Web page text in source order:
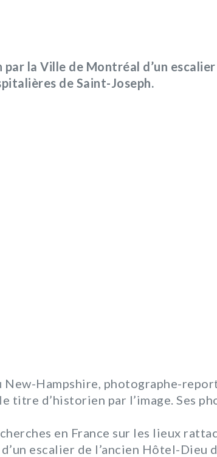
la Ville de Montréal d’un
de Saint-Joseph.
New-Hampshire, photographe-
titre d’historien par l’image. Ses
en France sur les lieux
escalier de l’ancien Hôtel-Dieu